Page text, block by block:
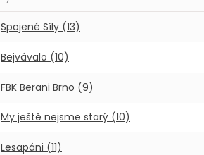
Spojené Síly (13)
Bejvávalo (10)
FBK Berani Brno (9)
My ještě nejsme starý (10)
Lesapáni (11)